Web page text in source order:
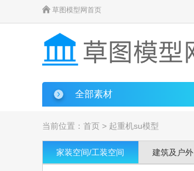
 草图模型网首页
全部素材
当前位置： 首页 > 起重机su模型
家装空间/工装空间 建筑及户外